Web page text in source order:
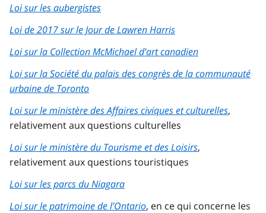
Loi sur les aubergistes
Loi de 2017 sur le Jour de Lawren Harris
Loi sur la Collection McMichael d’art canadien
Loi sur la Société du palais des congrès de la communauté
urbaine de Toronto
Loi sur le ministère des Affaires civiques et culturelles,
relativement aux questions culturelles
Loi sur le ministère du Tourisme et des Loisirs,
relativement aux questions touristiques
Loi sur les parcs du Niagara
Loi sur le patrimoine de l’Ontario, en ce qui concerne les